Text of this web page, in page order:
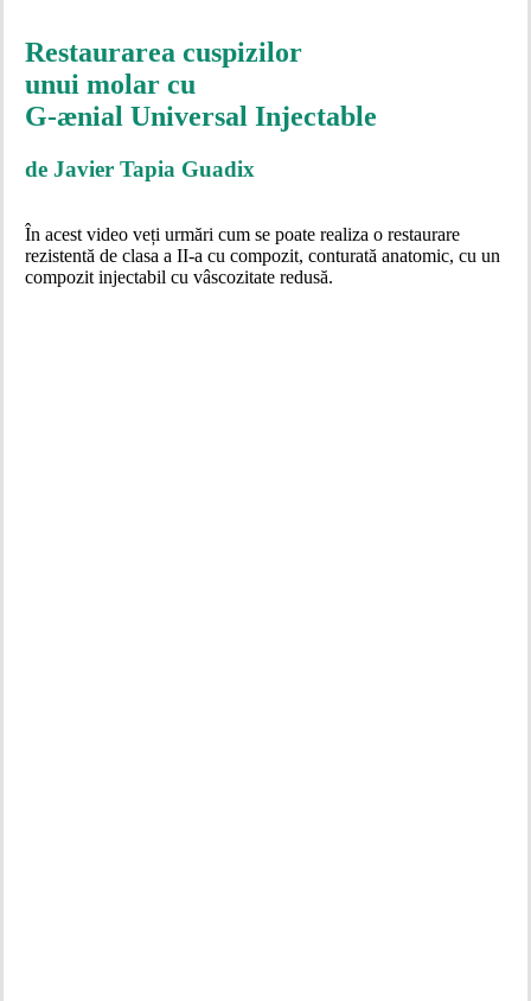
Restaurarea cuspizilor
unui molar cu
G-ænial Universal Injectable
de Javier Tapia Guadix
În acest video veți urmări cum se poate realiza o restaurare
rezistentă de clasa a II-a cu compozit, conturată anatomic, cu un
compozit injectabil cu vâscozitate redusă.